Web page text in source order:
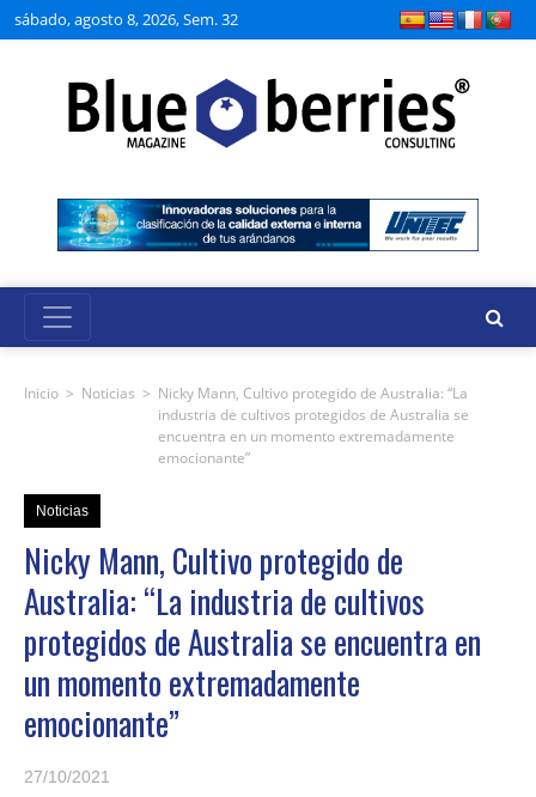
sábado, agosto 8, 2026, Sem. 32
Inicio > Noticias > Nicky Mann, Cultivo protegido de Australia: “La
industria de cultivos protegidos de Australia se
encuentra en un momento extremadamente
emocionante”
Noticias
Nicky Mann, Cultivo protegido de
Australia: “La industria de cultivos
protegidos de Australia se encuentra en
un momento extremadamente
emocionante”
27/10/2021